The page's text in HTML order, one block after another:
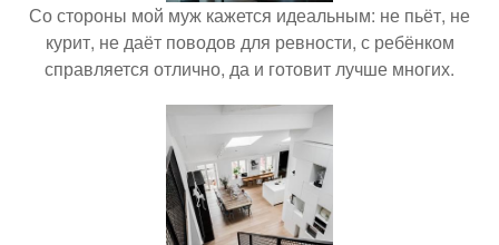
Со стороны мой муж кажется идеальным: не пьёт, не
курит, не даёт поводов для ревности, с ребёнком
справляется отлично, да и готовит лучше многих.